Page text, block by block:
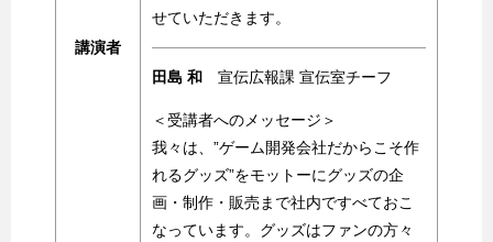
講演者
せていただきます。
田島 和 宣伝広報課 宣伝室チーフ
＜受講者へのメッセージ＞
我々は、”ゲーム開発会社だからこそ作
れるグッズ”をモットーにグッズの企
画・制作・販売まで社内ですべておこ
なっています。グッズはファンの方々